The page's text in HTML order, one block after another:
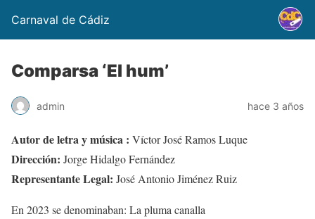
Carnaval de Cádiz
Comparsa ‘El hum’
admin hace 3 años
Autor de letra y música : Víctor José Ramos Luque
Dirección: Jorge Hidalgo Fernández
Representante Legal: José Antonio Jiménez Ruiz
En 2023 se denominaban: La pluma canalla